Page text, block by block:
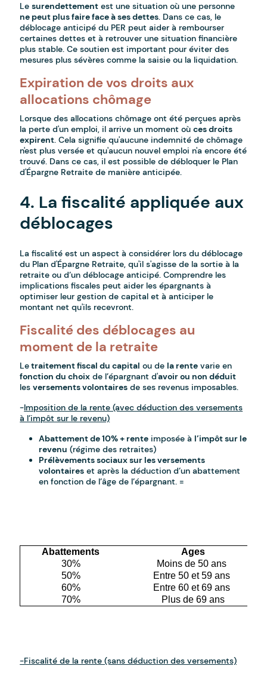
Lesurendettement est une situation où une personne
ne peut plus faire face à ses dettes. Dans ce cas, le
déblocage anticipé du PER peut aider à rembourser
certaines dettes et à retrouver une situation financière
plus stable. Ce soutien est important pour éviter des
mesures plus sévères comme la saisie ou la liquidation.
Expiration de vos droits aux
allocations chômage
Lorsque des allocations chômage ont été perçues après
la perte d'un emploi, il arrive un moment oùces droits
expirent. Cela signifie qu'aucune indemnité de chômage
n'est plus versée et qu'aucun nouvel emploi n'a encore été
trouvé. Dans ce cas, il est possible de débloquer le Plan
d'Épargne Retraite de manière anticipée.
4. La fiscalité appliquée aux
déblocages
La fiscalité est un aspect à considérer lors du déblocage
du Plan d'Épargne Retraite, qu'il s'agisse de la sortie à la
retraite ou d’un déblocage anticipé. Comprendre les
implications fiscales peut aider les épargnants à
optimiser leur gestion de capital et à anticiper le
montant net qu'ils recevront.
Fiscalité des déblocages au
moment de la retraite
Letraitement fiscal du capital ou dela rente varie en
fonction du choix de l’épargnant d'avoir ou non déduit
lesversements volontaires de ses revenus imposables.
-Imposition de la rente (avec déduction des versements
à l’impôt sur le revenu)
Abattement de 10% + rente imposée àl’impôt sur le
revenu (régime des retraites)
Prélèvements sociaux sur les versements
volontaires et après la déduction d’un abattement
en fonction de l’âge de l’épargnant. =
Abattements
Ages
30%
Moins de 50 ans
50%
Entre 50 et 59 ans
60%
Entre 60 et 69 ans
70%
Plus de 69 ans
-Fiscalité de la rente (sans déduction des versements)